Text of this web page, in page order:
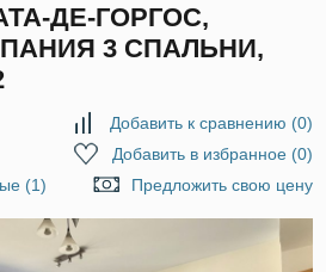
ДЕ-ГОРГОС,
3 СПАЛЬНИ,
Добавить к сравнению (0)
Добавить в избранное(0)
(1)
Предложить свою цену